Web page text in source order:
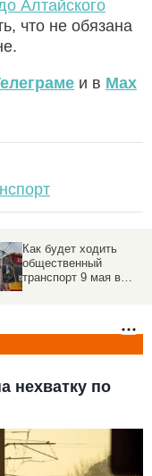
Алтайского
что не обязана
и в Max
В российском городе
остановлено движение
всего общественного
нехватку по